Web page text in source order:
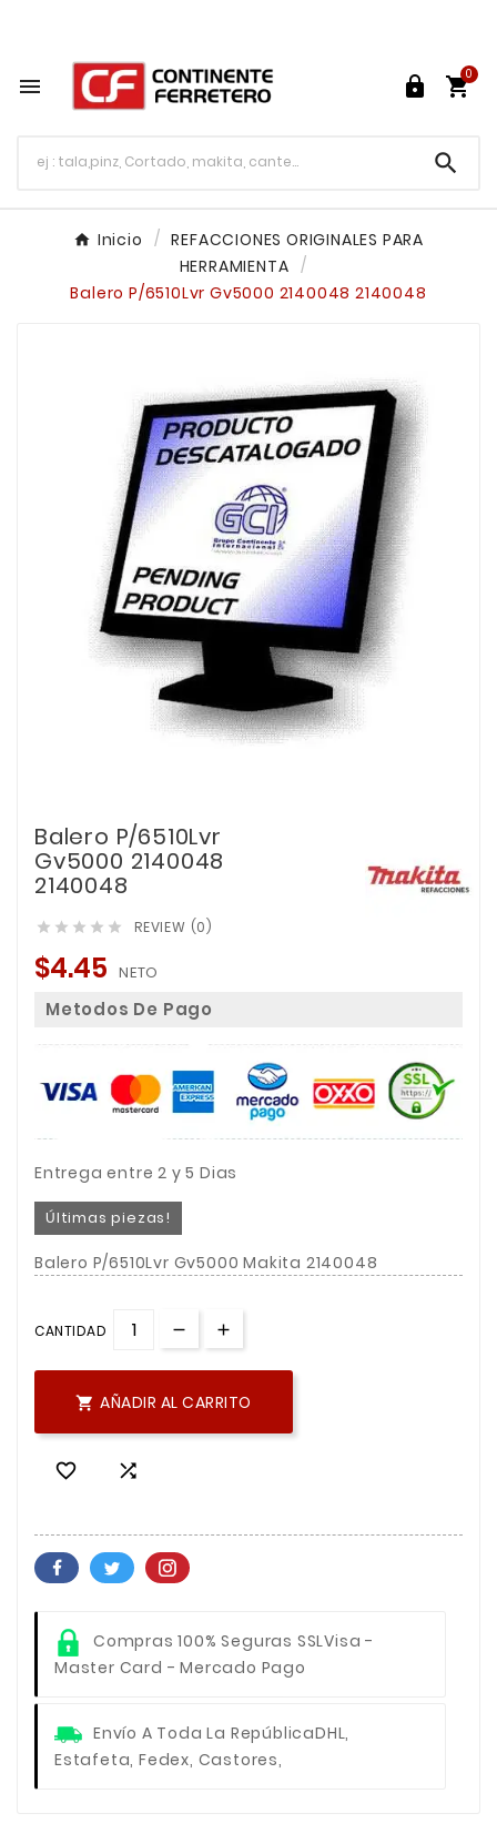
  
0

Inicio
REFACCIONES ORIGINALES PARA
HERRAMIENTA
Balero P/6510Lvr Gv5000 2140048 2140048
Balero P/6510Lvr
Gv5000 2140048
2140048
     REVIEW (0)
$4.45 NETO
Metodos De Pago
Entrega entre 2 y 5 Dias
Últimas piezas!
Balero P/6510Lvr Gv5000 Makita 2140048
CANTIDAD
 AÑADIR AL CARRITO
 
Compras 100% Seguras SSLVisa -
Master Card - Mercado Pago
Envío A Toda La RepúblicaDHL,
Estafeta, Fedex, Castores,